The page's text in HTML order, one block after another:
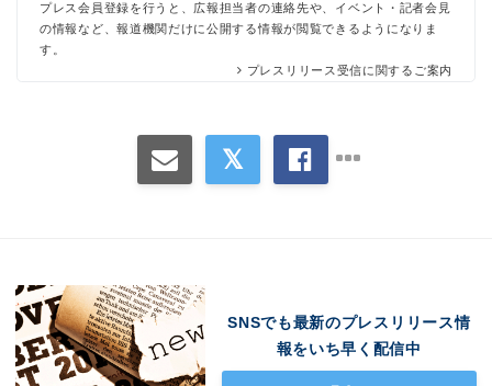
プレス会員登録を行うと、広報担当者の連絡先や、イベント・記者会見
の情報など、報道機関だけに公開する情報が閲覧できるようになりま
す。
プレスリリース受信に関するご案内
SNSでも最新のプレスリリース情
報をいち早く配信中